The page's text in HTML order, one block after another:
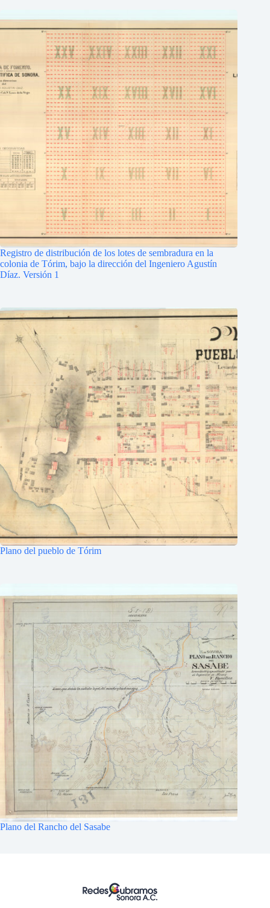
Registro de distribución de los lotes de sembradura en la
colonia de Tórim, bajo la dirección del Ingeniero Agustín
Díaz. Versión 1
Plano del pueblo de Tórim
Plano del Rancho del Sasabe